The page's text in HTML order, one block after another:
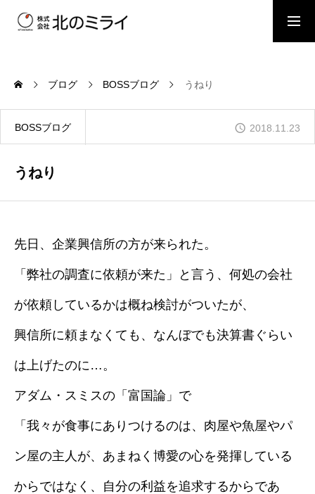
会社概要
事業内容
お問い合わせ
採用情報
ブログ
ブログ BOSSブログ うねり
BOSSブログ 2018.11.23
うねり
先日、企業興信所の方が来られた。
「弊社の調査に依頼が来た」と言う、何処の会社
が依頼しているかは概ね検討がついたが、
興信所に頼まなくても、なんぼでも決算書ぐらい
は上げたのに…。
アダム・スミスの「富国論」で
「我々が食事にありつけるのは、肉屋や魚屋やパ
ン屋の主人が、あまねく博愛の心を発揮している
からではなく、自分の利益を追求するからであ